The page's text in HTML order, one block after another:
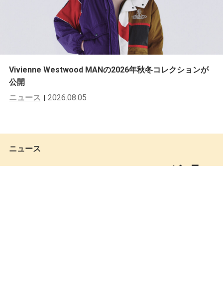
Vivienne Westwood MANの2026年秋冬コレクションが
公開
ニュース
2026.08.05
ニュース
NEEDLES × ALBINO & PRETOが6月1